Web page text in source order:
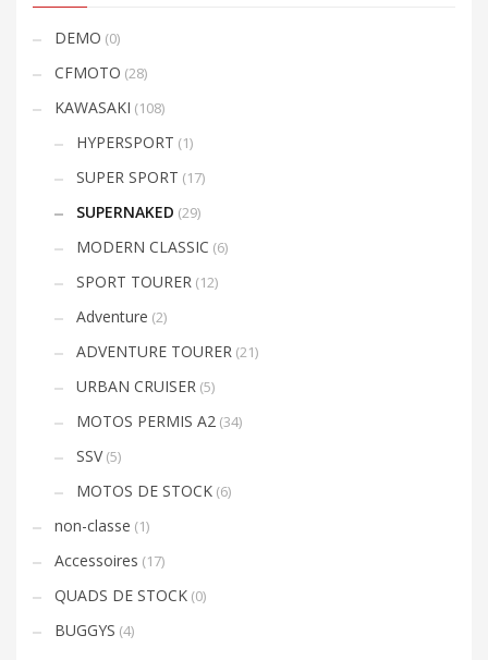
DEMO (0)
CFMOTO (28)
KAWASAKI (108)
HYPERSPORT (1)
SUPER SPORT (17)
SUPERNAKED (29)
MODERN CLASSIC (6)
SPORT TOURER (12)
Adventure (2)
ADVENTURE TOURER (21)
URBAN CRUISER (5)
MOTOS PERMIS A2 (34)
SSV (5)
MOTOS DE STOCK (6)
non-classe (1)
Accessoires (17)
QUADS DE STOCK (0)
BUGGYS (4)